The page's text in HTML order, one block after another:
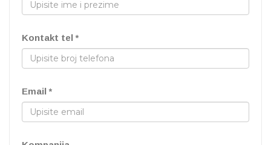
Kontakt tel *
Email *